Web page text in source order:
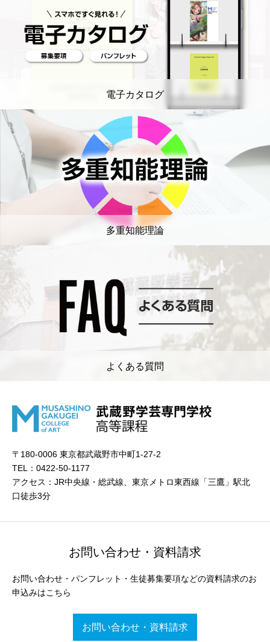
電子カタログ
多重知能理論
よくある質問
〒180-0006 東京都武蔵野市中町1-27-2
TEL：0422-50-1177
アクセス：JR中央線・総武線、東京メトロ東西線「三鷹」駅北
口徒歩3分
お問い合わせ・資料請求
お問い合わせ・パンフレット・生徒募集要項などの資料請求のお
申込みはこちら
お問い合わせ・資料請求